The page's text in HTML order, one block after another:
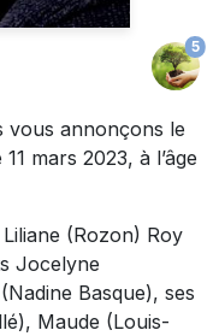
5
vous annonçons le
mars 2023, à l’âge
(Rozon) Roy
Jocelyne
Basque), ses
Maude (Louis-